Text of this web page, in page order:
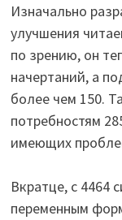
Изначально
улучшения
по зрению, он
начертаний, а
более чем 150.
потребностям
имеющих
Вкратце, с 4464
переменным